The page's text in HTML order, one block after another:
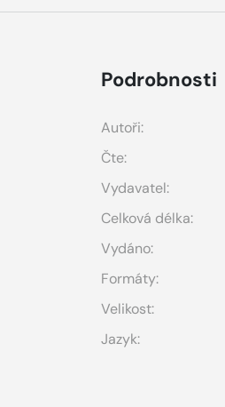
Podrobnosti
Autoři:
Čte:
Vydavatel:
Celková délka:
Vydáno:
Formáty:
Velikost:
Jazyk: